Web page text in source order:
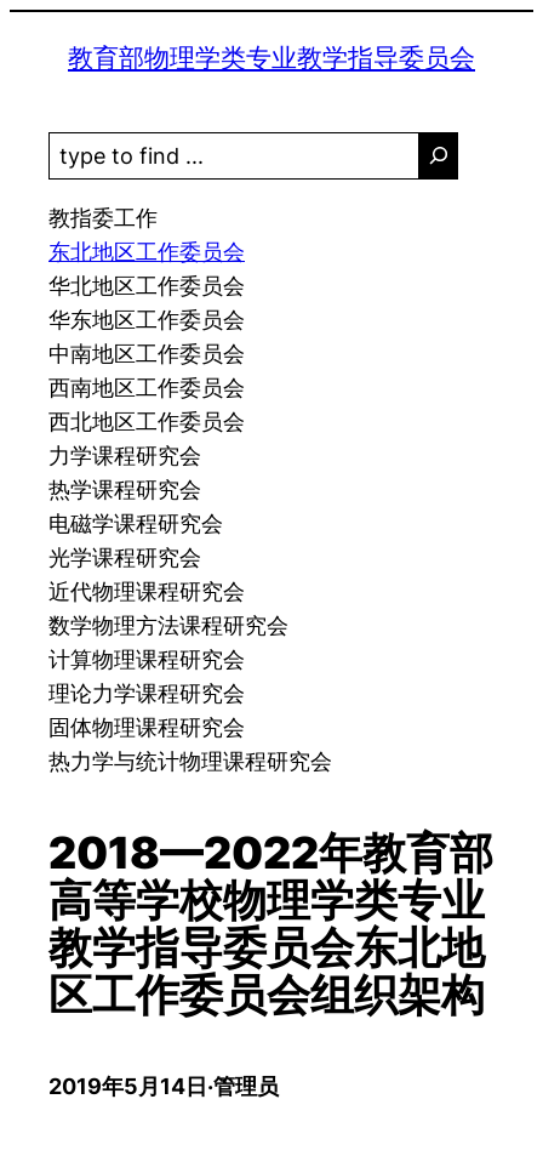
教育部物理学类专业教学指导委员会
S
e
a
r
c
h
教指委工作
东北地区工作委员会
华北地区工作委员会
华东地区工作委员会
中南地区工作委员会
西南地区工作委员会
西北地区工作委员会
力学课程研究会
热学课程研究会
电磁学课程研究会
光学课程研究会
近代物理课程研究会
数学物理方法课程研究会
计算物理课程研究会
理论力学课程研究会
固体物理课程研究会
热力学与统计物理课程研究会
2018—2022年教育部
高等学校物理学类专业
教学指导委员会东北地
区工作委员会组织架构
2019年5月14日 ·管理员